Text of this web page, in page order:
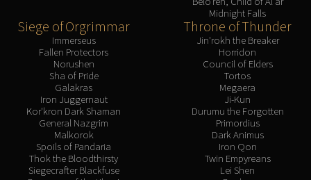
Midnight Falls
Siege of Orgrimmar
Immerseus
Fallen Protectors
Norushen
Sha of Pride
Galakras
Iron Juggernaut
Kor'kron Dark Shaman
General Nazgrim
Malkorok
Spoils of Pandaria
Thok the Bloodthirsty
Siegecrafter Blackfuse
Throne of Thunder
Jin'rokh the Breaker
Horridon
Council of Elders
Tortos
Megaera
Ji-Kun
Durumu the Forgotten
Primordius
Dark Animus
Iron Qon
Twin Empyreans
Lei Shen